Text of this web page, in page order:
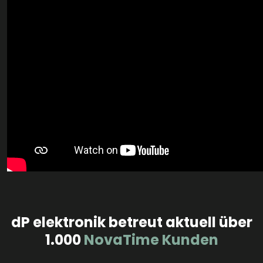
dP elektronik betreut aktuell über
1.000NovaTime Kunden